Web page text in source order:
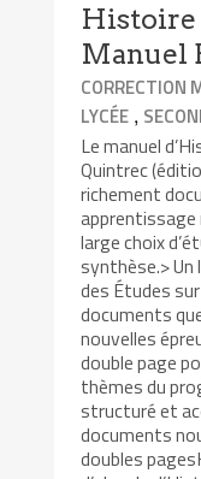
Histoire
Manuel
CORRECTION
LYCÉE ,
Le manuel
Quintrec
richement
apprentissage
large choix
synthèse.> Un
des Études
documents
nouvelles
double page
thèmes du
structuré et
documents
doubles